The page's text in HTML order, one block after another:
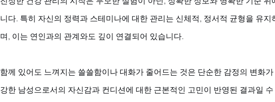
니다. 특히 자신의 정력과 스테미나에 대한 관리는 신체적, 정서적 균형을 유
며, 이는 연인과의 관계와도 깊이 연결되어 있습니다.
함께 있어도 느껴지는 쓸쓸함이나 대화가 줄어드는 것은 단순한 감정의 변화
강한 남성으로서의 자신감과 컨디션에 대한 근본적인 고민이 반영된 결과일